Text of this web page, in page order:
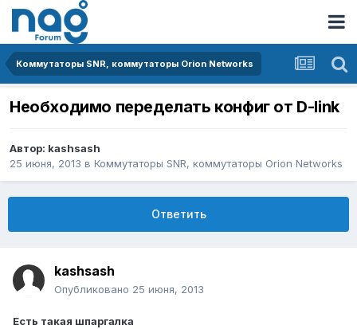
Коммутаторы SNR, коммутаторы Orion Networks
Необходимо переделать конфиг от D-link
Автор: kashsash
25 июня, 2013 в Коммутаторы SNR, коммутаторы Orion Networks
Ответить
kashsash
Опубликовано 25 июня, 2013
Есть такая шпаргалка